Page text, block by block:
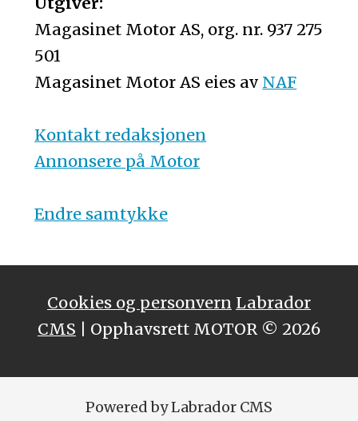
Magasinet Motor AS, org. nr. 937 275
501
Magasinet Motor AS eies av NAF
Kontakt redaksjonen
Annonsere på Motor
Endre samtykke
Cookies og personvern Labrador
CMS | Opphavsrett MOTOR © 2026
Powered by Labrador CMS